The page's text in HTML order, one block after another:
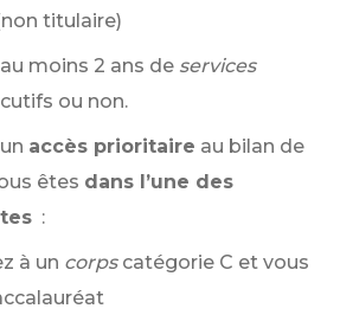
titulaire)
moins 2 ans de services
ou non.
accès prioritaire au bilan de
êtes dans l’une des
:
à un corps catégorie C et vous